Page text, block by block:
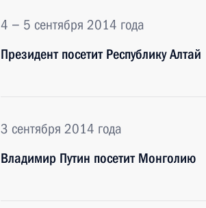
4 − 5 сентября 2014 года
Президент посетит Республику Алтай
3 сентября 2014 года
Владимир Путин посетит Монголию